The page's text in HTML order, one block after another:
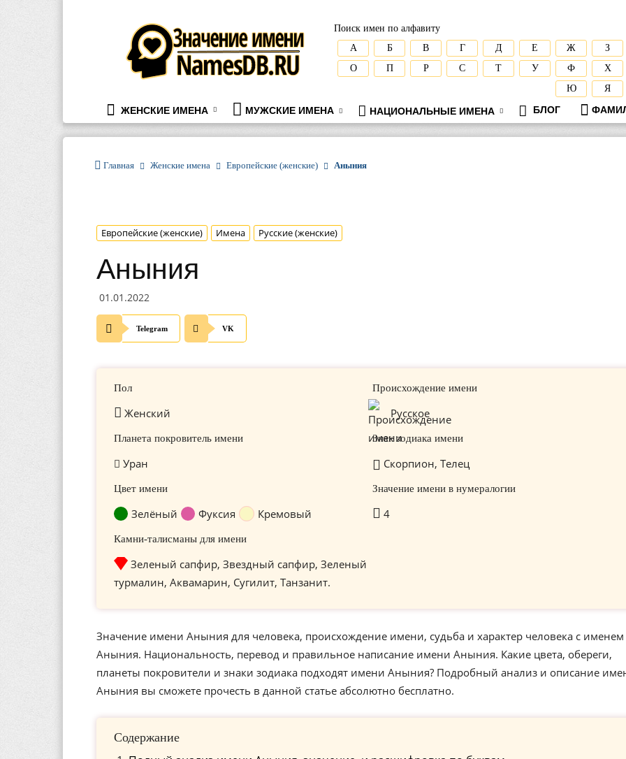
namesdb.ru
Поиск имен по алфавиту
А
Б В Г Д Е Ж
З
О
П Р С Т У Ф
Х
Ю
Я
ЖЕНСКИЕ ИМЕНА МУЖСКИЕ ИМЕНА НАЦИОНАЛЬНЫЕ ИМЕНА БЛОГ
Главная Женские имена Европейские (женские) Аныния
Европейские (женские) Имена Русские (женские)
Аныния
01.01.2022
Telegram VK
Пол
Женский
Происхождение имени
Русское
Планета покровитель имени
Уран
Знак зодиака имени
Скорпион, Телец
Цвет имени
Зелёный Фуксия Кремовый
Значение имени в нумералогии
4
Камни-талисманы для имени
Зеленый сапфир, Звездный сапфир, Зеленый
турмалин, Аквамарин, Сугилит, Танзанит.
Значение имени Аныния для человека, происхождение имени, судьба и характер человека с именем
Аныния. Национальность, перевод и правильное написание имени Аныния. Какие цвета, обереги,
планеты покровители и знаки зодиака подходят имени Аныния? Подробный анализ и описание
Аныния вы сможете прочесть в данной статье абсолютно бесплатно.
Содержание